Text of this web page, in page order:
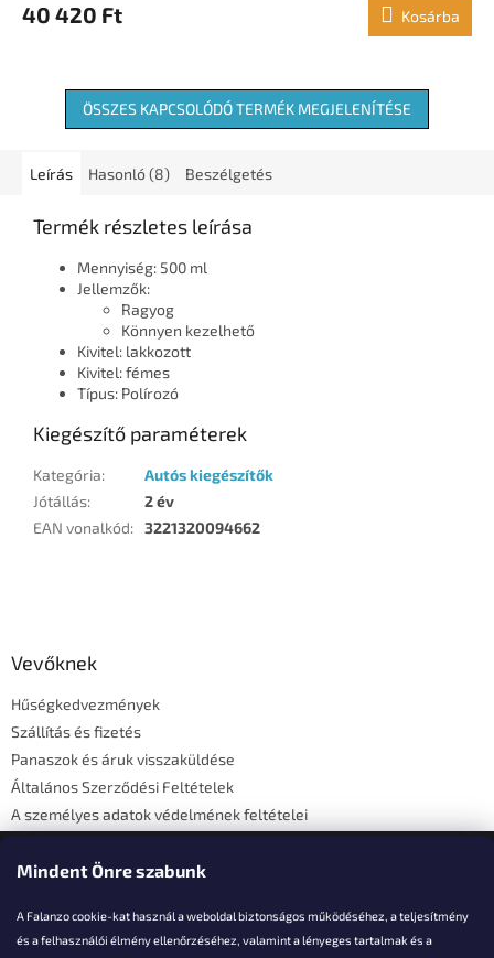
Mindent Önre szabunk
A Falanzo cookie-kat használ a weboldal biztonságos működéséhez, a teljesítmény
és a felhasználói élmény ellenőrzéséhez, valamint a lényeges tartalmak és a
40 420 Ft Kosárba
ÖSSZES KAPCSOLÓDÓ TERMÉK MEGJELENÍTÉSE
Leírás Hasonló (8) Beszélgetés
Termék részletes leírása
Mennyiség: 500 ml
Jellemzők:
Ragyog
Könnyen kezelhető
Kivitel: lakkozott
Kivitel: fémes
Típus: Polírozó
Kiegészítő paraméterek
Kategória:
Autós kiegészítők
Jótállás:
2 év
EAN vonalkód: 3221320094662
Vevőknek
Hűségkedvezmények
Szállítás és fizetés
Panaszok és áruk visszaküldése
Általános Szerződési Feltételek
A személyes adatok védelmének feltételei
Elérhetőségi adatok